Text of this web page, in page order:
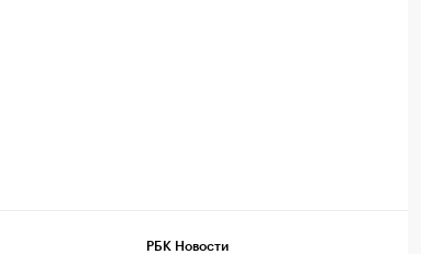
РБК Новости